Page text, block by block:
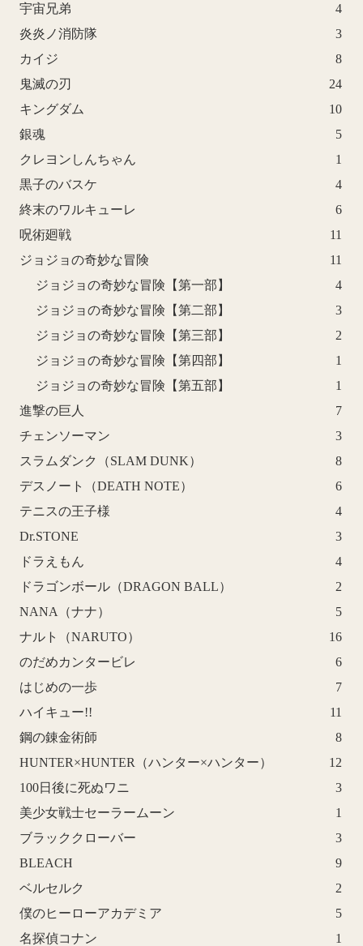
宇宙兄弟
4
炎炎ノ消防隊
3
カイジ
8
鬼滅の刃
24
キングダム
10
銀魂
5
クレヨンしんちゃん
1
黒子のバスケ
4
終末のワルキューレ
6
呪術廻戦
11
ジョジョの奇妙な冒険
11
ジョジョの奇妙な冒険【第一部】
4
ジョジョの奇妙な冒険【第二部】
3
ジョジョの奇妙な冒険【第三部】
2
ジョジョの奇妙な冒険【第四部】
1
ジョジョの奇妙な冒険【第五部】
1
進撃の巨人
7
チェンソーマン
3
スラムダンク（SLAM DUNK）
8
デスノート（DEATH NOTE）
6
テニスの王子様
4
Dr.STONE
3
ドラえもん
4
ドラゴンボール（DRAGON BALL）
2
NANA（ナナ）
5
ナルト（NARUTO）
16
のだめカンタービレ
6
はじめの一歩
7
ハイキュー!!
11
鋼の錬金術師
8
HUNTER×HUNTER（ハンター×ハンター）
12
100日後に死ぬワニ
3
美少女戦士セーラームーン
1
ブラッククローバー
3
BLEACH
9
ベルセルク
2
僕のヒーローアカデミア
5
名探偵コナン
1